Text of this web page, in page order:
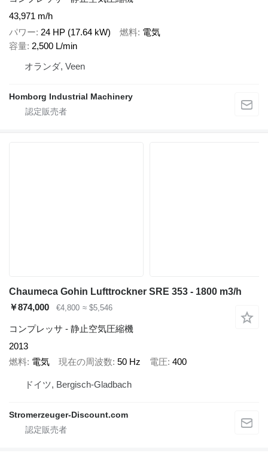
43,971 m/h
パワー 24 HP (17.64 kW) 燃料 電気
容量 2,500 L/min
オランダ, Veen
Homborg Industrial Machinery
Chaumeca Gohin Lufttrockner SRE 353 - 1800 m3/h
￥874,000
€4,800 ≈ $5,546
コンプレッサ - 静止空気圧縮機
2013
燃料 電気 現在の周波数 50 Hz 電圧 400
ドイツ, Bergisch-Gladbach
Stromerzeuger-Discount.com